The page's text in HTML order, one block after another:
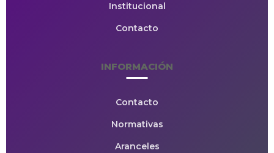
Institucional
Contacto
INFORMACIÓN
Contacto
Normativas
Aranceles